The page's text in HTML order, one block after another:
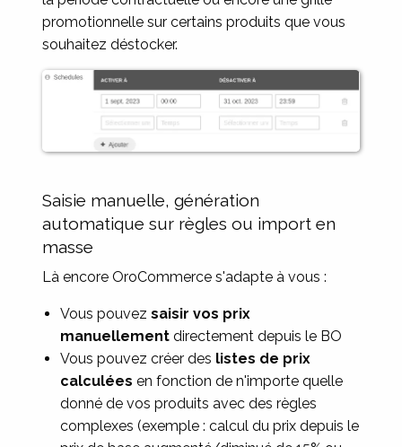
promotionnelle sur certains produits que vous
souhaitez déstocker.
Image
Saisie manuelle, génération
automatique sur règles ou import en
masse
Là encore OroCommerce s'adapte à vous :
Vous pouvezsaisir vos prix
manuellement directement depuis le BO
Vous pouvez créer des listes de prix
calculées en fonction de n'importe quelle
donné de vos produits avec des règles
complexes (exemple : calcul du prix depuis le